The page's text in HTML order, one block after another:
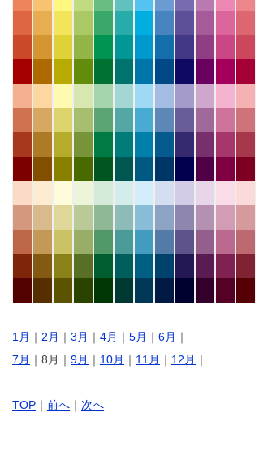
1月 ｜ 2月 ｜ 3月 ｜ 4月 ｜ 5月 ｜ 6月 ｜
7月 ｜8月｜ 9月 ｜ 10月 ｜ 11月 ｜ 12月 ｜
TOP ｜ 前へ ｜ 次へ